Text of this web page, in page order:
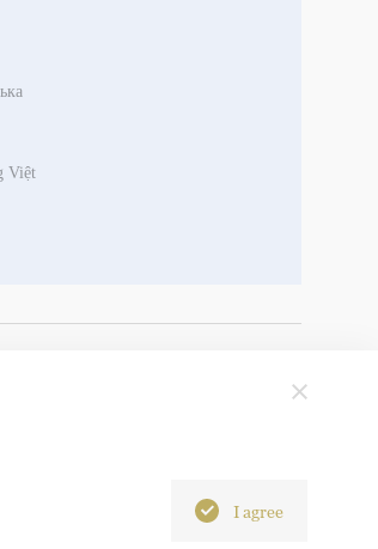
Việt
I agree